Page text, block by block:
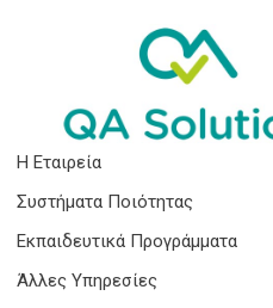
Quality Agro Solution
Η Εταιρεία
Συστήματα Ποιότητας
Εκπαιδευτικά Προγράμματα
Άλλες Υπηρεσίες